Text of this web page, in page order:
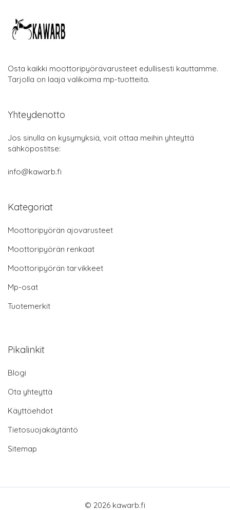
Osta kaikki moottoripyörävarusteet edullisesti kauttamme.
Tarjolla on laaja valikoima mp-tuotteita.
Yhteydenotto
Jos sinulla on kysymyksiä, voit ottaa meihin yhteyttä
sähköpostitse:
info@kawarb.fi
Kategoriat
Moottoripyörän ajovarusteet
Moottoripyörän renkaat
Moottoripyörän tarvikkeet
Mp-osat
Tuotemerkit
Pikalinkit
Blogi
Ota yhteyttä
Käyttöehdot
Tietosuojakäytäntö
Sitemap
© 2026 kawarb.fi